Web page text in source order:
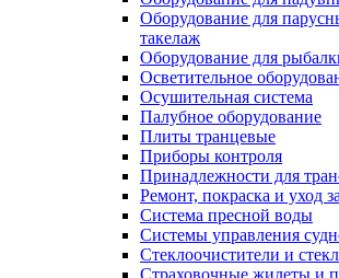
Оборудование для
такелаж
Оборудование для
Осветительное
Осушительная система
Палубное оборудование
Плиты транцевые
Приборы контроля
Принадлежности для
Ремонт, покраска и уход
Система пресной воды
Системы управления
Стеклоочистители и
Страховочные жилеты и